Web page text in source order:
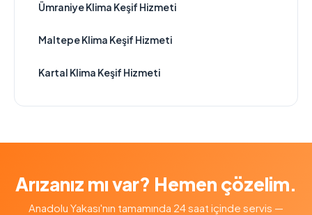
Ümraniye Klima Keşif Hizmeti
Maltepe Klima Keşif Hizmeti
Kartal Klima Keşif Hizmeti
Arızanız mı var? Hemen çözelim.
Anadolu Yakası'nın tamamında 24 saat içinde servis —